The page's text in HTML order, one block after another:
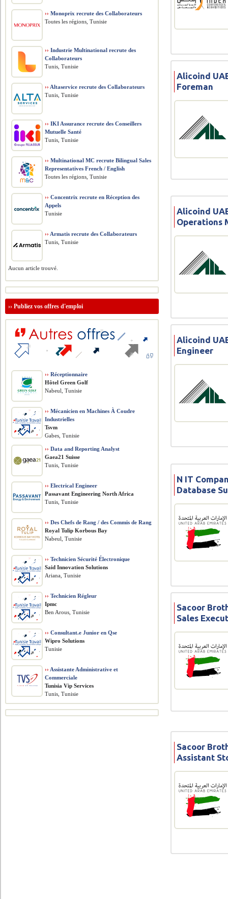
Alicoind
Foreman
Alicoind
Operations
Alicoind
Engineer
N IT
Database
Sacoor
Sales
Sacoor
Assistant
›› Monoprix recrute des Collaborateurs
Toutes les régions, Tunisie
›› Industrie Multinational recrute des
Collaborateurs
Tunis, Tunisie
›› Altaservice recrute des Collaborateurs
Tunis, Tunisie
›› IKI Assurance recrute des Conseillers
Mutuelle Santé
Tunis, Tunisie
›› Multinational MC recrute Bilingual Sales
Representatives French / English
Toutes les régions, Tunisie
›› Concentrix recrute en Réception des
Appels
Tunisie
›› Armatis recrute des Collaborateurs
Tunis, Tunisie
Aucun article trouvé.
››Publiez vos offres d'emploi
›› Réceptionnaire
Hôtel Green Golf
Nabeul, Tunisie
›› Mécanicien en Machines À Coudre
Industrielles
Tsvm
Gabes, Tunisie
›› Data and Reporting Analyst
Gaea21 Suisse
Tunis, Tunisie
›› Electrical Engineer
Passavant Engineering North Africa
Tunis, Tunisie
›› Des Chefs de Rang / des Commis de Rang
Royal Tulip Korbous Bay
Nabeul, Tunisie
›› Technicien Sécurité Électronique
Said Innovation Solutions
Ariana, Tunisie
›› Technicien Régleur
Ipmc
Ben Arous, Tunisie
›› Consultant.e Junior en Qse
Wipro Solutions
Tunisie
›› Assistante Administrative et
Commerciale
Tunisia Vip Services
Tunis, Tunisie